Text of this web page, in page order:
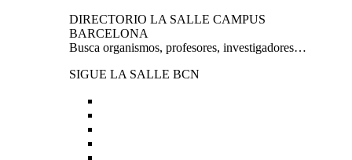
DIRECTORIO LA SALLE CAMPUS
BARCELONA
Busca organismos, profesores, investigadores…
SIGUE LA SALLE BCN